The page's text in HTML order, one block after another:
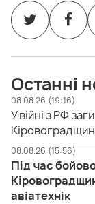
Останні
08.08.26 (19:16)
У війні з РФ
08.08.26 (15:56)
Під час
авіатехнік